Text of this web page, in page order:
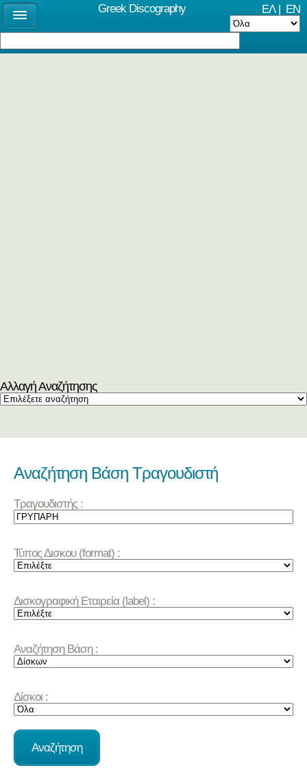
ΕΛ| EN
Αλλαγή Αναζήτησης
Αναζήτηση Βάση Τραγουδιστή
Τραγουδιστής :
Τύπος Δισκου (format) :
Δισκογραφική Εταιρεία (label) :
Αναζήτηση Βάση :
Δίσκοι :
Greek Discography